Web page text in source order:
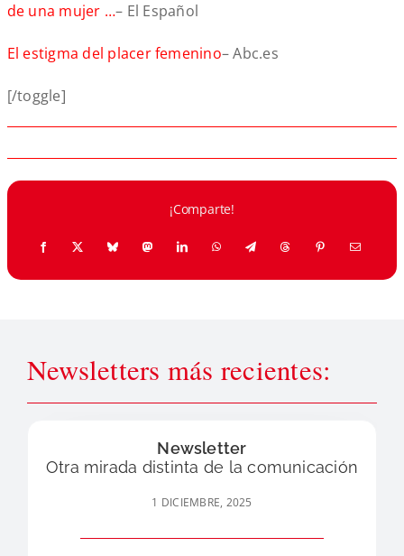
de una mujer …– El Español
El estigma del placer femenino– Abc.es
[/toggle]
¡Comparte!
Newsletters más recientes:
Newsletter
Otra mirada distinta de la comunicación
1 DICIEMBRE, 2025